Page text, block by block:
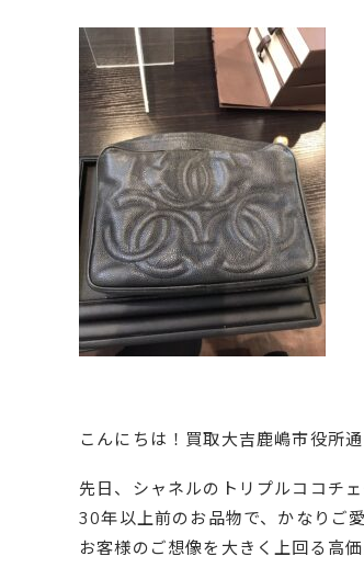
こんにちは！買取大吉鹿嶋市役所通
先日、シャネルのトリプルココチ
30年以上前のお品物で、かなりご
お客様のご想像を大きく上回る高